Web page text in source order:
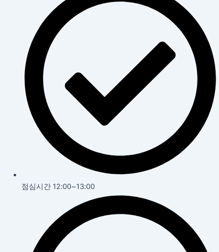
점심시간 12:00~13:00